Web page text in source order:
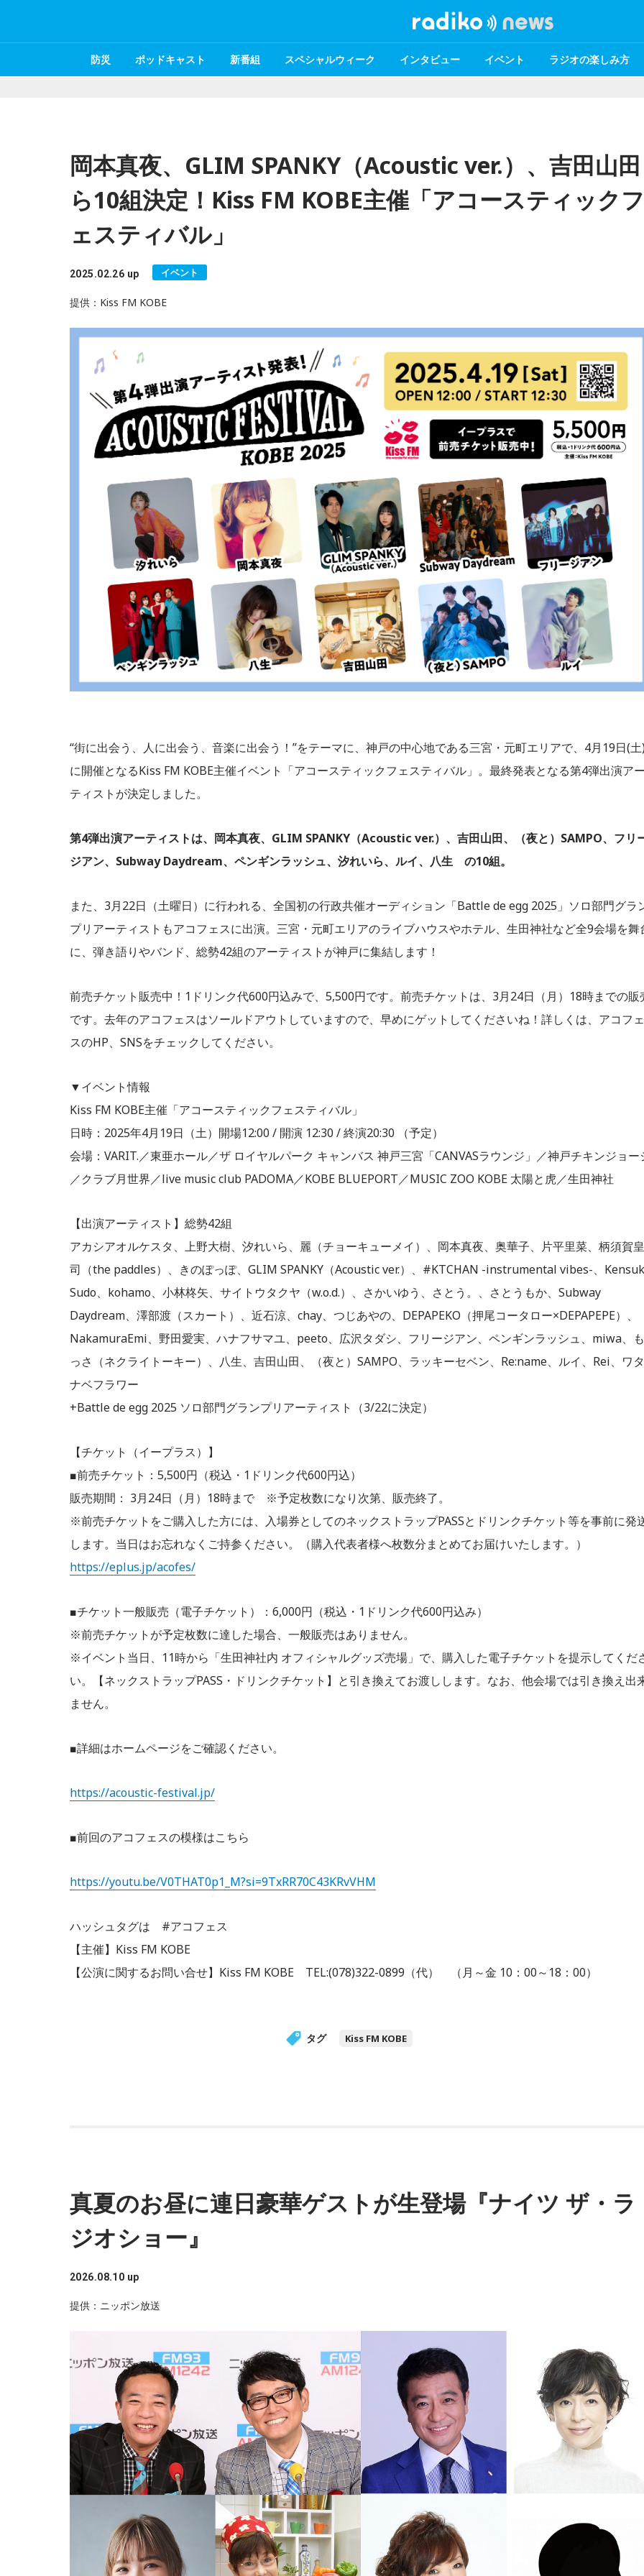
防災 ポッドキャスト 新番組 スペシャルウィーク インタビュー イベント ラジオの楽しみ方
岡本真夜、GLIM SPANKY（Acoustic ver.）、吉田山田
ら10組決定！Kiss FM KOBE主催「アコースティックフ
ェスティバル」
2025.02.26 up イベント
提供：Kiss FM KOBE
“街に出会う、人に出会う、音楽に出会う！”をテーマに、神戸の中心地である三宮・元町エリアで、4月19日(
に開催となるKiss FM KOBE主催イベント「アコースティックフェスティバル」。最終発表となる第4弾出演ア
ティストが決定しました。
第4弾出演アーティストは、岡本真夜、GLIM SPANKY（Acoustic ver.）、吉田山田、（夜と）SAMPO、フリ
ジアン、Subway Daydream、ペンギンラッシュ、汐れいら、ルイ、八生 の10組。
また、3月22日（土曜日）に行われる、全国初の行政共催オーディション「Battle de egg 2025」ソロ部門グラ
プリアーティストもアコフェスに出演。三宮・元町エリアのライブハウスやホテル、生田神社など全9会場を舞
に、弾き語りやバンド、総勢42組のアーティストが神戸に集結します！
前売チケット販売中！1ドリンク代600円込みで、5,500円です。前売チケットは、3月24日（月）18時までの販
です。去年のアコフェスはソールドアウトしていますので、早めにゲットしてくださいね！詳しくは、アコフェ
スのHP、SNSをチェックしてください。
▼イベント情報
Kiss FM KOBE主催「アコースティックフェスティバル」
日時：2025年4月19日（土）開場12:00 / 開演 12:30 / 終演20:30 （予定）
会場：VARIT.／東亜ホール／ザ ロイヤルパーク キャンバス 神戸三宮「CANVASラウンジ」／神戸チキンジョー
／クラブ月世界／live music club PADOMA／KOBE BLUEPORT／MUSIC ZOO KOBE 太陽と虎／生田神社
【出演アーティスト】総勢42組
アカシアオルケスタ、上野大樹、汐れいら、麗（チョーキューメイ）、岡本真夜、奥華子、片平里菜、柄須賀皇
司（the paddles）、きのぽっぽ、GLIM SPANKY（Acoustic ver.）、#KTCHAN -instrumental vibes-、
Sudo、kohamo、小林柊矢、サイトウタクヤ（w.o.d.）、さかいゆう、さとう。、さとうもか、Subway
Daydream、澤部渡（スカート）、近石涼、chay、つじあやの、DEPAPEKO（押尾コータロー×DEPAPEPE）、
NakamuraEmi、野田愛実、ハナフサマユ、peeto、広沢タダシ、フリージアン、ペンギンラッシュ、miwa、も
っさ（ネクライトーキー）、八生、吉田山田、（夜と）SAMPO、ラッキーセベン、Re:name、ルイ、Rei、ワタ
ナベフラワー
+Battle de egg 2025 ソロ部門グランプリアーティスト（3/22に決定）
【チケット（イープラス）】
■前売チケット：5,500円（税込・1ドリンク代600円込）
販売期間： 3月24日（月）18時まで ※予定枚数になり次第、販売終了。
※前売チケットをご購入した方には、入場券としてのネックストラップPASSとドリンクチケット等を事前に発
します。当日はお忘れなくご持参ください。（購入代表者様へ枚数分まとめてお届けいたします。）
https://eplus.jp/acofes/
■チケット一般販売（電子チケット）：6,000円（税込・1ドリンク代600円込み）
※前売チケットが予定枚数に達した場合、一般販売はありません。
※イベント当日、11時から「生田神社内 オフィシャルグッズ売場」で、購入した電子チケットを提示してくだ
い。【ネックストラップPASS・ドリンクチケット】と引き換えてお渡しします。なお、他会場では引き換え出
ません。
■詳細はホームページをご確認ください。
https://acoustic-festival.jp/
■前回のアコフェスの模様はこちら
https://youtu.be/V0THAT0p1_M?si=9TxRR70C43KRvVHM
ハッシュタグは #アコフェス
【主催】Kiss FM KOBE
【公演に関するお問い合せ】Kiss FM KOBE TEL:(078)322-0899（代） （月～金 10：00～18：00）
タグ Kiss FM KOBE
真夏のお昼に連日豪華ゲストが生登場『ナイツ ザ・ラ
ジオショー』
2026.08.10 up
提供：ニッポン放送